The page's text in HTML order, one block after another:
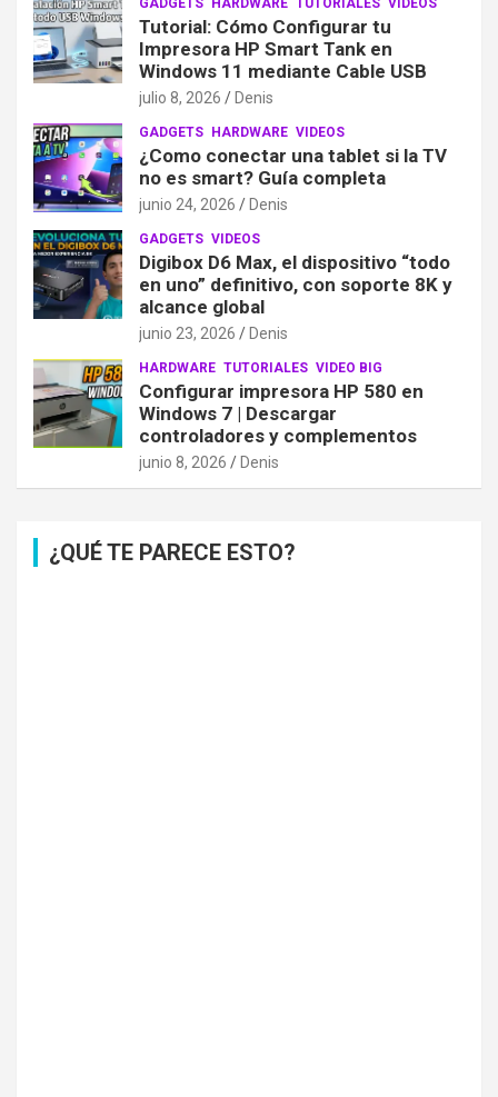
Tutorial: Cómo Configurar tu
Impresora HP Smart Tank en
Windows 11 mediante Cable USB
julio 8, 2026 Denis
GADGETS HARDWARE VIDEOS
¿Como conectar una tablet si la TV
no es smart? Guía completa
junio 24, 2026 Denis
GADGETS VIDEOS
Digibox D6 Max, el dispositivo “todo
en uno” definitivo, con soporte 8K y
alcance global
junio 23, 2026 Denis
HARDWARE TUTORIALES VIDEO BIG
Configurar impresora HP 580 en
Windows 7 | Descargar
controladores y complementos
junio 8, 2026 Denis
¿QUÉ TE PARECE ESTO?